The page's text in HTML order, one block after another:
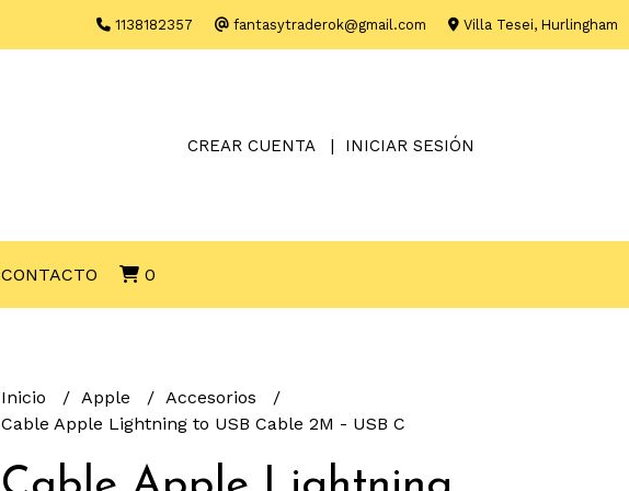
1138182357 fantasytraderok@gmail.com Villa Tesei, Hurlingham
CREAR CUENTA INICIAR SESIÓN
CONTACTO 0
Inicio Apple
Accesorios
Cable Apple Lightning to USB Cable 2M - USB C